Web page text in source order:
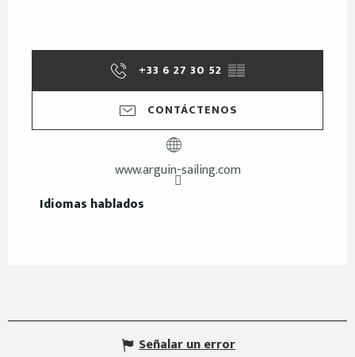
+33 6 27 30 52 ▒▒
CONTÁCTENOS
www.arguin-sailing.com
Idiomas hablados
Idiomas hablados
Señalar un error